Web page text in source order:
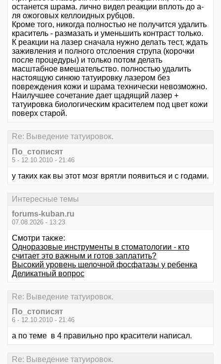
останется шрама. лично видел реакции вплоть до а-
ля ожоговых келлоидных рубцов.
Кроме того, никогда полностью не получится удалить
краситель - размазать и уменьшить контраст только.
К реакции на лазер сначала нужно делать тест, ждать
заживления и полного отслоения струпа (корочки
после процедуры) и только потом делать
масштабное вмешательство. полностью удалить
настоящую синюю татуировку лазером без
повреждения кожи и шрама технически невозможно.
Наилучшее сочетание дает щадящий лазер +
татуировка биологическим красителем под цвет кожи
поверх старой.
Re: Выведение татуировок.
По_стописят
5 - 12.10.2010 - 21:46
у таких как вы этот мозг врятли появиться и с годами.
Интересные темы
forums-kuban.ru
07.08.2026 - 13:23
Смотри также:
Одноразовые инструменты в стоматологии - кто
считает это важным и готов заплатить?
Высокий уровень щелочной фосфатазы у ребенка
Деликатный вопрос
Re: Выведение татуировок.
По_стописят
6 - 12.10.2010 - 21:46
а по теме в 4 правильно про красители написал.
Re: Выведение татуировок.